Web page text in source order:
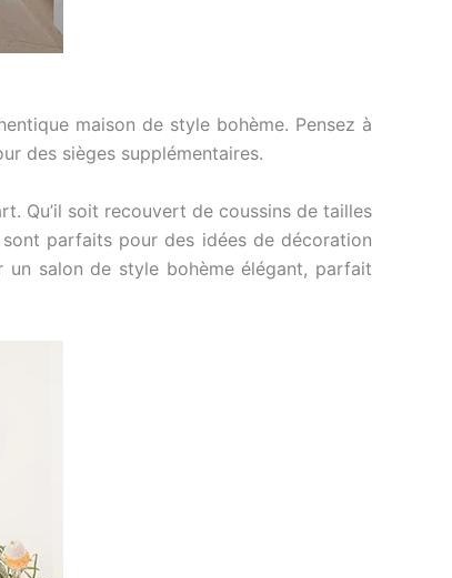
maison de style bohème. Pensez à
des sièges supplémentaires.
Qu’il soit recouvert de coussins de tailles
parfaits pour des idées de décoration
salon de style bohème élégant, parfait